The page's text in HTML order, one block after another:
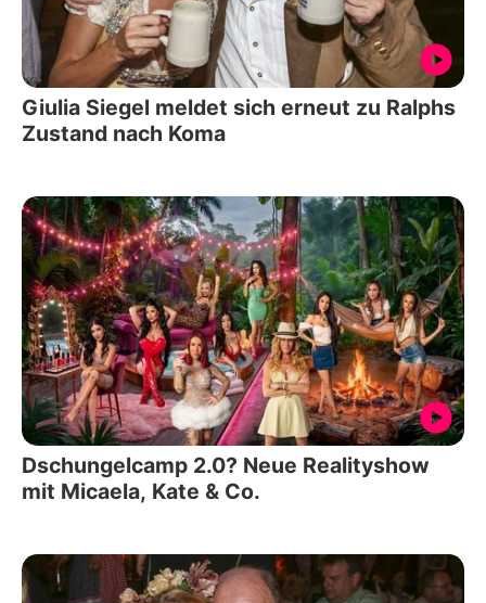
Giulia Siegel meldet sich erneut zu Ralphs
Zustand nach Koma
Dschungelcamp 2.0? Neue Realityshow
mit Micaela, Kate & Co.